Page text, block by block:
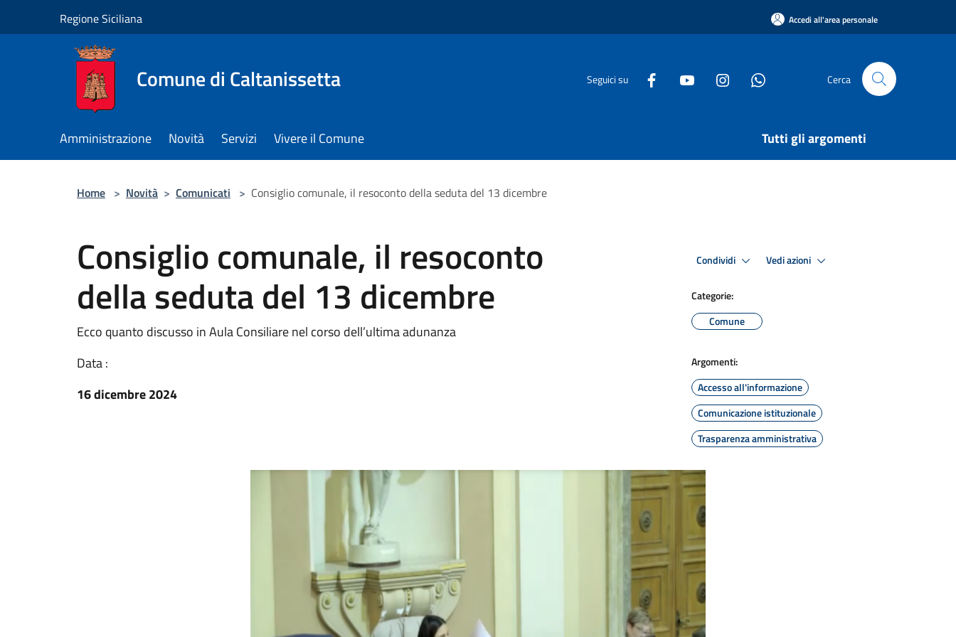
Regione Siciliana Accedi all'area personale
Comune di Caltanissetta Seguici su Cerca
Amministrazione Novità Servizi Vivere il Comune Tutti gli argomenti
Home > Novità > Comunicati > Consiglio comunale, il resoconto della seduta del 13 dicembre
Consiglio comunale, il resoconto
della seduta del 13 dicembre
Ecco quanto discusso in Aula Consiliare nel corso dell’ultima adunanza
Data :
16 dicembre 2024
Condividi Vedi azioni
Categorie:
Comune
Argomenti:
Accesso all'informazione
Comunicazione istituzionale
Trasparenza amministrativa